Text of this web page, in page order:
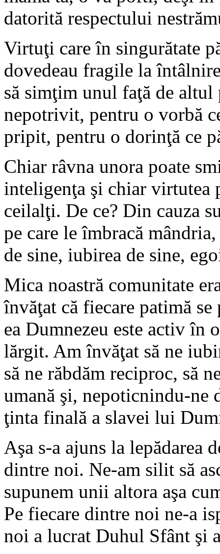
datorită respectului
Virtuţi care în singurătate
dovedeau fragile la
să simţim unul faţă de
nepotrivit, pentru o vorbă
pripit, pentru o dorinţă ce
Chiar râvna unora poate
inteligenţa şi chiar
ceilalţi. De ce? Din cauza
pe care le îmbracă
de sine, iubirea de sine,
Mica noastră comunitate
învăţat că fiecare patimă
ea Dumnezeu este activ în
lărgit. Am învăţat să ne
să ne răbdăm reciproc, să
umană şi, nepoticnindu-ne
ţinta finală a slavei lui
Aşa s-a ajuns la lepădarea
dintre noi. Ne-am silit să
supunem unii altora aşa
Pe fiecare dintre noi ne-a
noi a lucrat Duhul Sfânt şi